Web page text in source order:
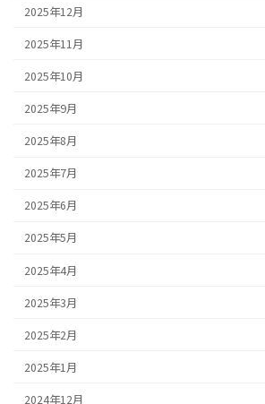
2025年12月
2025年11月
2025年10月
2025年9月
2025年8月
2025年7月
2025年6月
2025年5月
2025年4月
2025年3月
2025年2月
2025年1月
2024年12月